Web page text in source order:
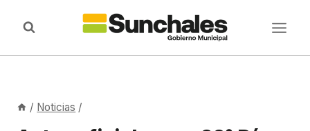
/ Noticias /